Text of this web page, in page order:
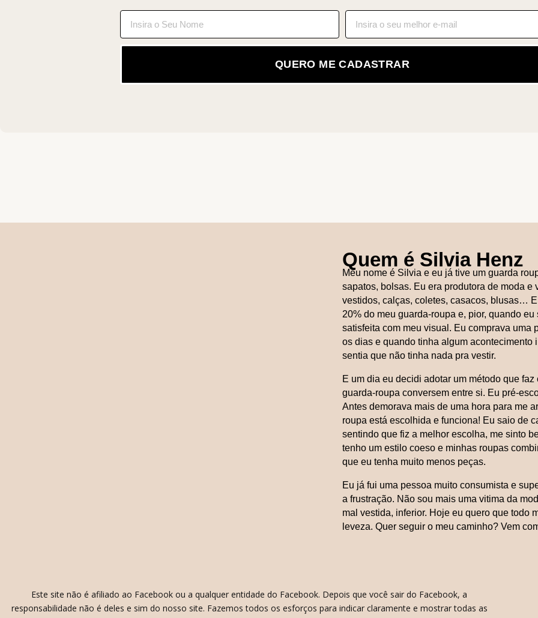
QUERO ME CADASTRAR
Quem é Silvia Henz
Meu nome é Silvia e eu já tive um guarda
sapatos, bolsas. Eu era produtora de moda e
vestidos, calças, coletes, casacos, blusas…
20% do meu guarda-roupa e, pior, quando
satisfeita com meu visual. Eu comprava uma
os dias e quando tinha algum acontecimento
sentia que não tinha nada pra vestir.
E um dia eu decidi adotar um método que
guarda-roupa conversem entre si. Eu pré-
Antes demorava mais de uma hora para me
roupa está escolhida e funciona! Eu saio de
sentindo que fiz a melhor escolha, me sinto
tenho um estilo coeso e minhas roupas
que eu tenha muito menos peças.
Eu já fui uma pessoa muito consumista e
a frustração. Não sou mais uma vitima da
mal vestida, inferior. Hoje eu quero que todo
leveza. Quer seguir o meu caminho? Vem
Este site não é afiliado ao Facebook ou a qualquer entidade do Facebook. Depois que você sair do Facebook, a
responsabilidade não é deles e sim do nosso site. Fazemos todos os esforços para indicar claramente e mostrar todas as